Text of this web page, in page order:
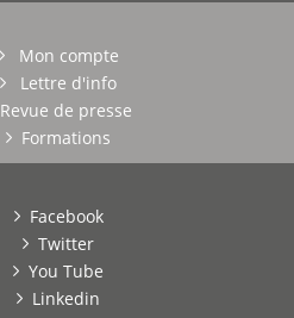
Mon compte
Lettre d'info
Revue de presse
Formations
Facebook
Twitter
You Tube
Linkedin